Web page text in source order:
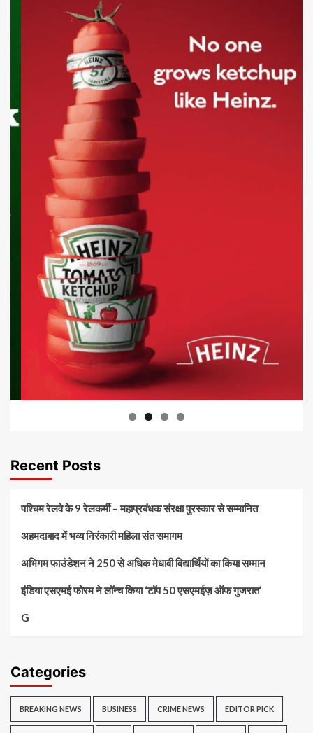
Recent Posts
पश्चिम रेलवे के 9 रेलकर्मी – महाप्रबंधक संरक्षा पुरस्कार से सम्मानित
अहमदाबाद में भव्य निरंकारी महिला संत समागम
अभिगम फाउंडेशन ने 250 से अधिक मेधावी विद्यार्थियों का किया सम्मान
इंडिया एसएमई फोरम ने लॉन्च किया ‘टॉप 50 एसएमईज़ ऑफ गुजरात’
G
Categories
BREAKING NEWS BUSINESS CRIME NEWS EDITOR PICK